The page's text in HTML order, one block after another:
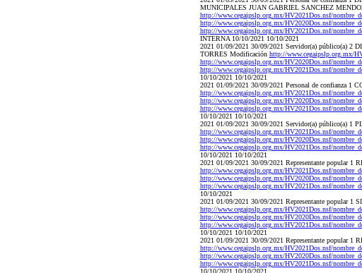
MUNICIPALES JUAN GABRIEL SANCHEZ
http://www.cegaipslp.org.mx/HV2021Dos.nsf/
http://www.cegaipslp.org.mx/HV2020Dos.nsf/
http://www.cegaipslp.org.mx/HV2021Dos.nsf/
INTERNA 10/10/2021 10/10/2021
2021 01/09/2021 30/09/2021 Servidor(a) público(a)
TORRES Modificación http://www.cegaipslp.org.mx/
http://www.cegaipslp.org.mx/HV2020Dos.nsf/
http://www.cegaipslp.org.mx/HV2021Dos.nsf/
10/10/2021 10/10/2021
2021 01/09/2021 30/09/2021 Personal de confianza
http://www.cegaipslp.org.mx/HV2021Dos.nsf/
http://www.cegaipslp.org.mx/HV2020Dos.nsf/
http://www.cegaipslp.org.mx/HV2021Dos.nsf/
10/10/2021 10/10/2021
2021 01/09/2021 30/09/2021 Servidor(a) público(a)
http://www.cegaipslp.org.mx/HV2021Dos.nsf/
http://www.cegaipslp.org.mx/HV2020Dos.nsf/
http://www.cegaipslp.org.mx/HV2021Dos.nsf/
10/10/2021 10/10/2021
2021 01/09/2021 30/09/2021 Representante popular
http://www.cegaipslp.org.mx/HV2021Dos.nsf/
http://www.cegaipslp.org.mx/HV2020Dos.nsf/
http://www.cegaipslp.org.mx/HV2021Dos.nsf/
10/10/2021
2021 01/09/2021 30/09/2021 Representante popular
http://www.cegaipslp.org.mx/HV2021Dos.nsf/
http://www.cegaipslp.org.mx/HV2020Dos.nsf/
http://www.cegaipslp.org.mx/HV2021Dos.nsf/
10/10/2021 10/10/2021
2021 01/09/2021 30/09/2021 Representante popular
http://www.cegaipslp.org.mx/HV2021Dos.nsf/
http://www.cegaipslp.org.mx/HV2020Dos.nsf/
http://www.cegaipslp.org.mx/HV2021Dos.nsf/
10/10/2021 10/10/2021